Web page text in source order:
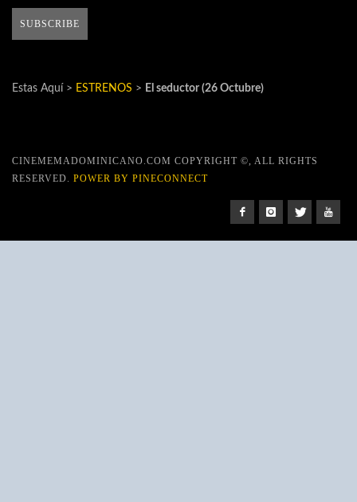
Estas Aquí > ESTRENOS > El seductor (26 Octubre)
CINEMEMADOMINICANO.COM COPYRIGHT ©, ALL RIGHTS
RESERVED. POWER BY PINECONNECT